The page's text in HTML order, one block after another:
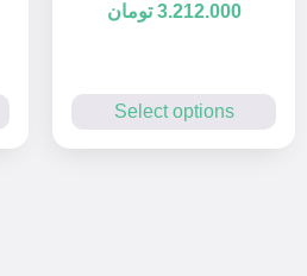
3.212.000 تومان
Select options